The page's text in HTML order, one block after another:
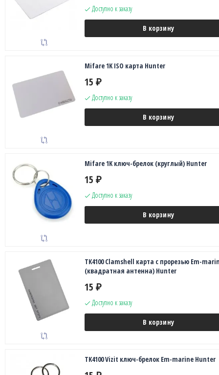
Доступно к заказу
В корзину
Mifare 1K ISO карта Hunter
15 ₽
Доступно к заказу
В корзину
Mifare 1K ключ-брелок (круглый) Hunter
15 ₽
Доступно к заказу
В корзину
TK4100 Clamshell карта с прорезью Em-
(квадратная антенна) Hunter
15 ₽
Доступно к заказу
В корзину
TK4100 Vizit ключ-брелок Em-marine Hunter